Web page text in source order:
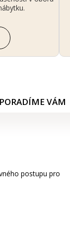
PORADÍME VÁM
postupu pro